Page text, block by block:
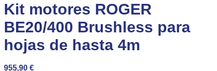
Kit motores ROGER
BE20/400 Brushless para
hojas de hasta 4m
955,90 €